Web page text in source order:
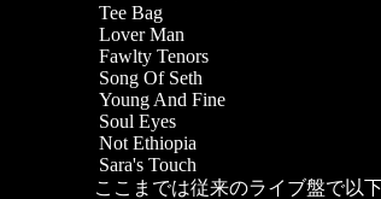
Tee Bag
Lover Man
Fawlty Tenors
Song Of Seth
Young And Fine
Soul Eyes
Not Ethiopia
Sara's Touch
ここまでは従来のライブ盤で以